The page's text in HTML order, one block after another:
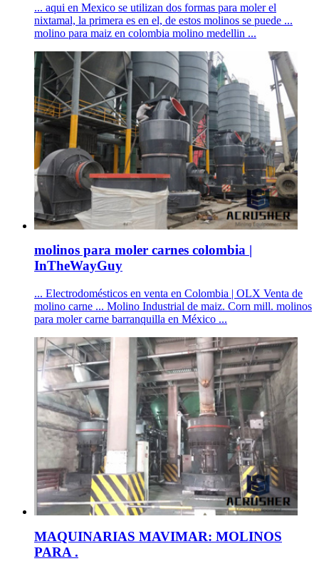
... aqui en Mexico se utilizan dos formas para moler el
nixtamal, la primera es en el, de estos molinos se puede ...
molino para maiz en colombia molino medellin ...
molinos para moler carnes colombia |
InTheWayGuy
... Electrodomésticos en venta en Colombia | OLX Venta de
molino carne ... Molino Industrial de maiz. Corn mill. molinos
para moler carne barranquilla en México ...
MAQUINARIAS MAVIMAR: MOLINOS
PARA .